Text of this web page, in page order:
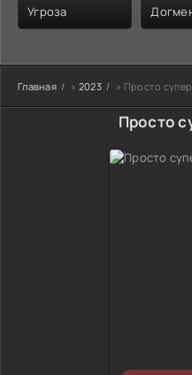
Угроза
Главная » 2023 » Просто
Просто